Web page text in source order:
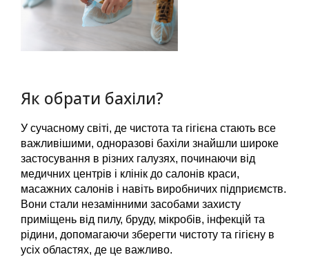
Як обрати бахіли?
У сучасному світі, де чистота та гігієна стають все
важливішими, одноразові бахіли знайшли широке
застосування в різних галузях, починаючи від
медичних центрів і клінік до салонів краси,
масажних салонів і навіть виробничих підприємств.
Вони стали незамінними засобами захисту
приміщень від пилу, бруду, мікробів, інфекцій та
рідини, допомагаючи зберегти чистоту та гігієну в
усіх областях, де це важливо.